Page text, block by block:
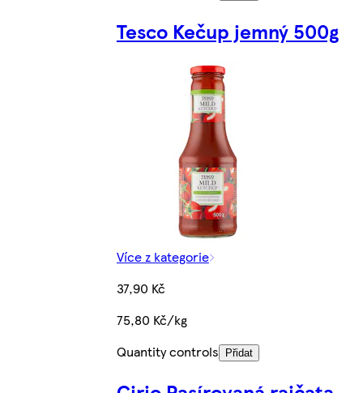
Tesco Kečup jemný 500g
Více z kategorie
37,90 Kč
75,80 Kč/kg
Quantity controls
Přidat